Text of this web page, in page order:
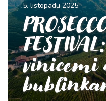
5. listopadu 2025
vinicemi